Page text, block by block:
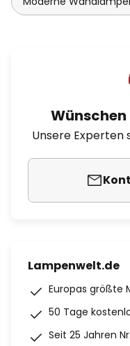
Wünschen
Unsere Experten
Lampenwelt.de
Europas größte
50 Tage
Seit 25 Jahren